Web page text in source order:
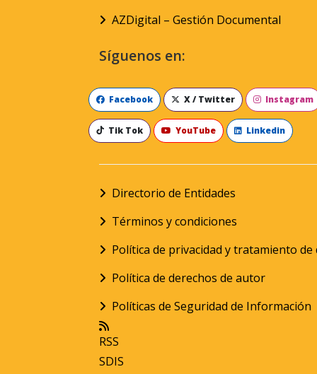
AZDigital – Gestión Documental
Síguenos en:
Facebook X / Twitter Instagram
Tik Tok YouTube Linkedin
Directorio de Entidades
Términos y condiciones
Política de privacidad y tratamiento
Política de derechos de autor
Políticas de Seguridad de Información
RSS
SDIS